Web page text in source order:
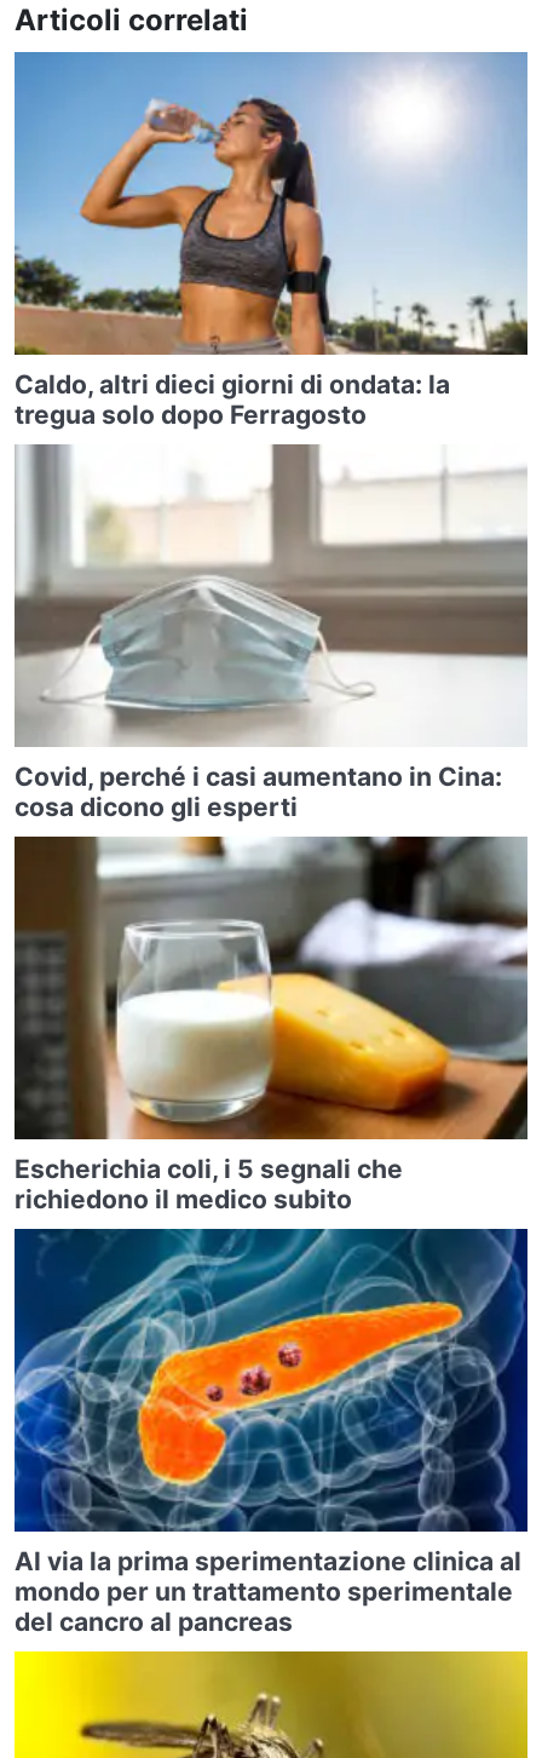
Articoli correlati
Caldo, altri dieci giorni di ondata: la
tregua solo dopo Ferragosto
Covid, perché i casi aumentano in Cina:
cosa dicono gli esperti
Escherichia coli, i 5 segnali che
richiedono il medico subito
Al via la prima sperimentazione clinica al
mondo per un trattamento sperimentale
del cancro al pancreas